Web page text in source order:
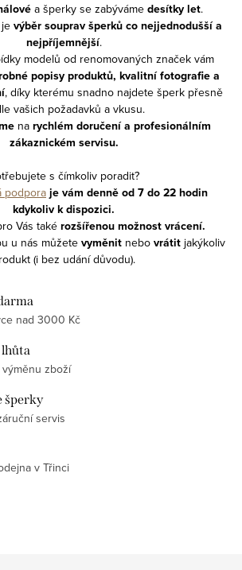
a šperky se zabýváme desítky let.
výběr souprav šperků co nejjednodušší a
nejpříjemnější.
modelů od renomovaných značek vám
popisy produktů, kvalitní fotografie a
, díky kterému snadno najdete šperk přesně
vašich požadavků a vkusu.
na rychlém doručení a profesionálním
zákaznickém servisu.
s čímkoliv poradit?
podpora je vám denně od 7 do 22 hodin
kdykoliv k dispozici.
Vás takérozšířenou možnost vrácení.
u nás můžete vyměnitnebo vrátitjakýkoliv
(i bez udání důvodu).
nad 3000 Kč
zboží
šperky
servis
v Třinci